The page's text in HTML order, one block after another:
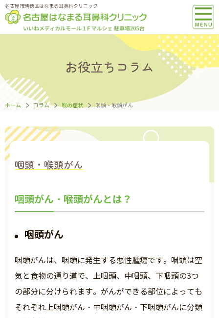
名古屋市瑞穂区はなまる耳鼻科クリニック
お役立ちコラム
ホーム コラム 喉の症状 咽頭・喉頭がん
咽頭・喉頭がん
咽頭がん・喉頭がんとは？
咽頭がん
咽頭がんは、咽頭に発生する悪性腫瘍です。咽頭は空
気と食物の通り道で、上咽頭、中咽頭、下咽頭の3つ
の部分に分けられます。がんができる部位によっても
それぞれ上咽頭がん・中咽頭がん・下咽頭がんに分類